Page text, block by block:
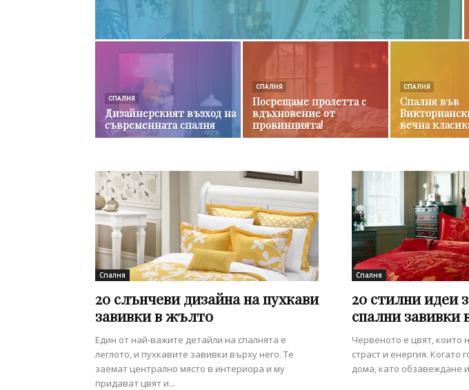
СПАЛНЯ
Дизайнерският възход на
съвременната спалня
СПАЛНЯ
Посрещаме пролетта с
вдъхновение от
провинцията!
СПАЛНЯ
Спалня във
вечна
Спалня
20 слънчеви дизайна на пухкави
завивки в жълто
Един от най-важите детайли на спалнята е
леглото, и пухкавите завивки върху него. Те
заемат централно място в интериора и му
придават цвят и...
Спалня
20 стилни идеи
спални завивки
Червеното е цвят, които
страст и енергия. Когато
дома, като обзавеждане